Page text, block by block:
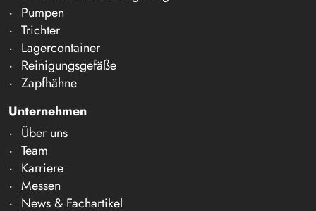
Pumpen
Trichter
Lagercontainer
Reinigungsgefäße
Zapfhähne
Unternehmen
Über uns
Team
Karriere
Messen
News & Fachartikel